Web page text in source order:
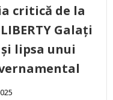
critică de la
Galați
lipsa unui